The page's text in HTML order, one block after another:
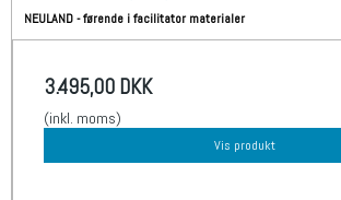
NEULAND - førende i facilitator materialer
3.495,00 DKK
(inkl. moms)
Vis produkt